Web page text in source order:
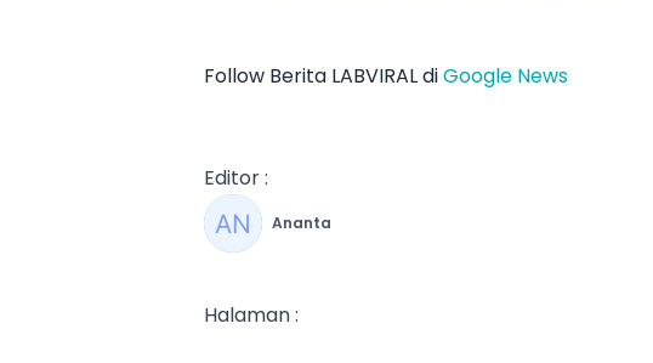
Follow Berita LABVIRAL diGoogle News
Editor :
Ananta
Halaman :